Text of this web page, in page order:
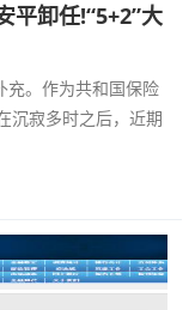
平卸任!“5+2”大
充。作为共和国保险
沉寂多时之后，近期